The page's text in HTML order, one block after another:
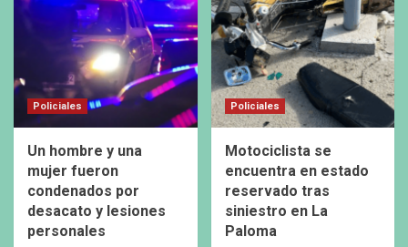
Policiales
Un hombre y una
mujer fueron
condenados por
desacato y lesiones
personales
Policiales
Motociclista se
encuentra en estado
reservado tras
siniestro en La
Paloma